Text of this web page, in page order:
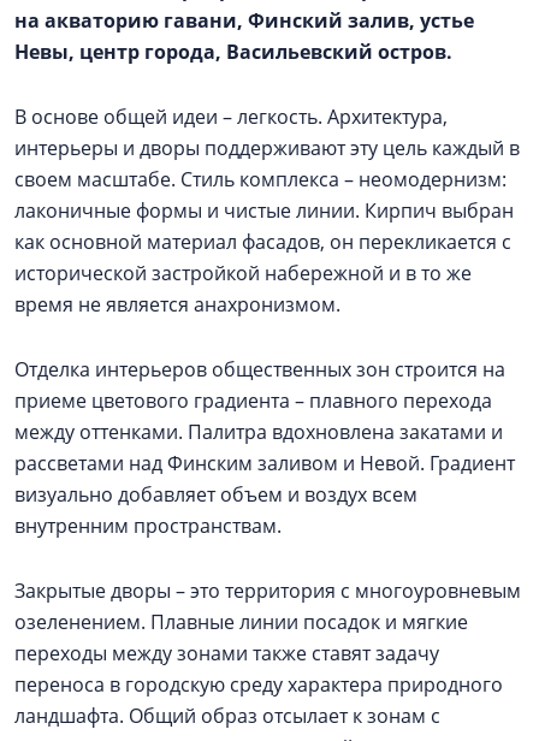
на акваторию гавани, Финский залив, устье
Невы, центр города, Васильевский остров.
В основе общей идеи – легкость. Архитектура,
интерьеры и дворы поддерживают эту цель каждый в
своем масштабе. Стиль комплекса – неомодернизм:
лаконичные формы и чистые линии. Кирпич выбран
как основной материал фасадов, он перекликается с
исторической застройкой набережной и в то же
время не является анахронизмом.
Отделка интерьеров общественных зон строится на
приеме цветового градиента – плавного перехода
между оттенками. Палитра вдохновлена закатами и
рассветами над Финским заливом и Невой. Градиент
визуально добавляет объем и воздух всем
внутренним пространствам.
Закрытые дворы – это территория с многоуровневым
озеленением. Плавные линии посадок и мягкие
переходы между зонами также ставят задачу
переноса в городскую среду характера природного
ландшафта. Общий образ отсылает к зонам с